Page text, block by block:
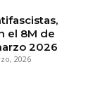
el 8M de
2026
2026